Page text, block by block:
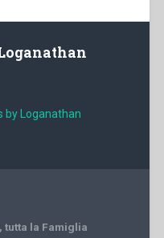
by Loganathan
, tutta la Famiglia